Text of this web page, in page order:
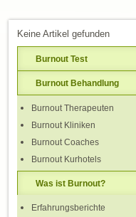
Keine Artikel gefunden
Burnout Test
Burnout Behandlung
Burnout Therapeuten
Burnout Kliniken
Burnout Coaches
Burnout Kurhotels
Was ist Burnout?
Erfahrungsberichte